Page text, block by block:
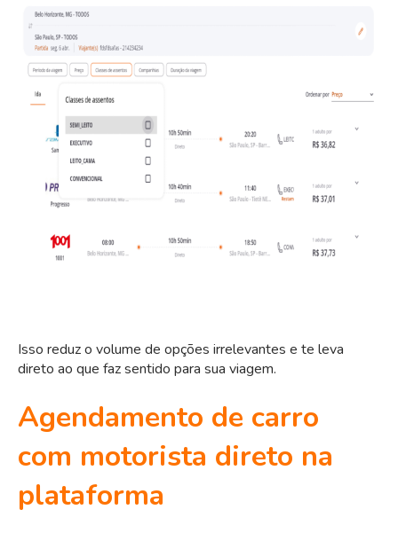
Isso reduz o volume de opções irrelevantes e te leva
direto ao que faz sentido para sua viagem.
Agendamento de carro
com motorista direto na
plataforma